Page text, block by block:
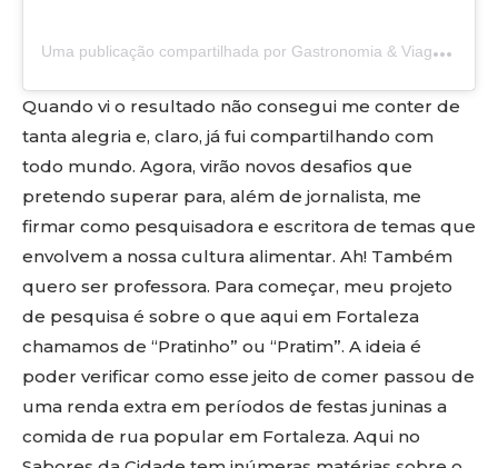
U
ma publicação compartilhada por Gastronomia & Viagens
Quando vi o resultado não consegui me conter de
tanta alegria e, claro, já fui compartilhando com
todo mundo. Agora, virão novos desafios que
pretendo superar para, além de jornalista, me
firmar como pesquisadora e escritora de temas que
envolvem a nossa cultura alimentar. Ah! Também
quero ser professora. Para começar, meu projeto
de pesquisa é sobre o que aqui em Fortaleza
chamamos de “Pratinho” ou “Pratim”. A ideia é
poder verificar como esse jeito de comer passou de
uma renda extra em períodos de festas juninas a
comida de rua popular em Fortaleza. Aqui no